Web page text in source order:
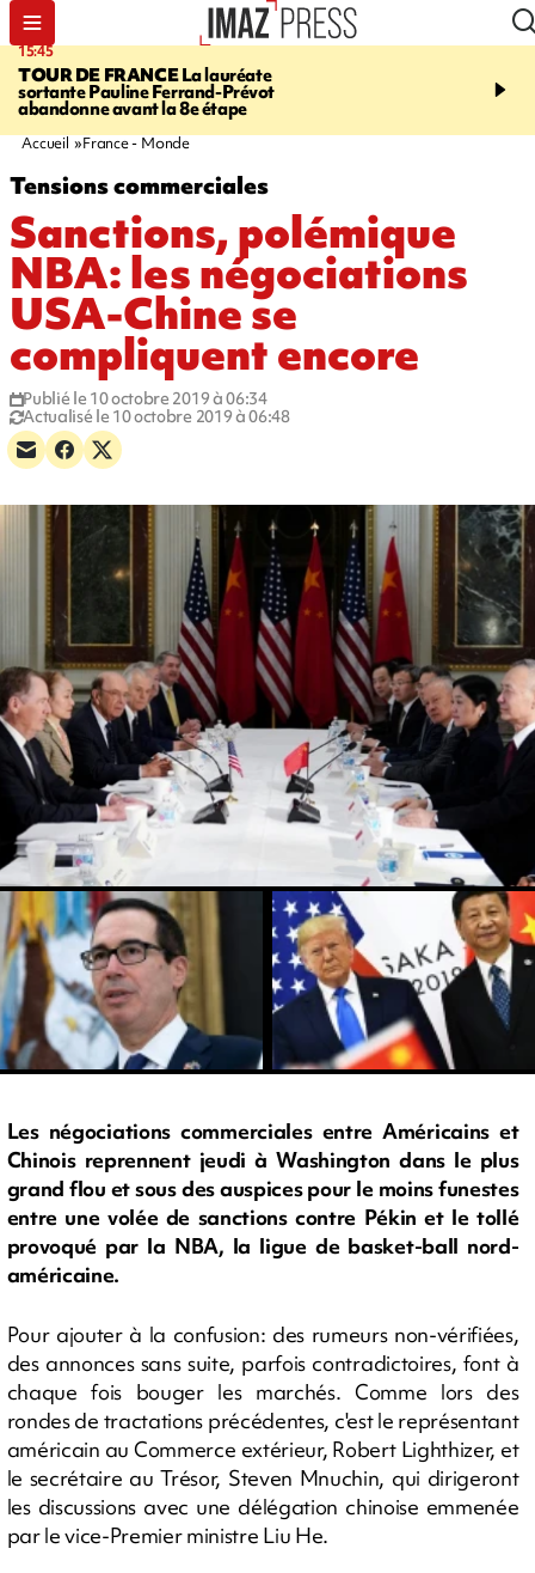
15:45
TOUR DE FRANCELa lauréate
sortante Pauline Ferrand-Prévot
abandonne avant la 8e étape
20:17
routière, concours de
Accueil France - Monde
Tensions commerciales
Sanctions, polémique
NBA: les négociations
USA-Chine se
compliquent encore
Publié le 10 octobre 2019 à 06:34
Actualisé le 10 octobre 2019 à 06:48
Les négociations commerciales entre Américains et
Chinois reprennent jeudi à Washington dans le plus
grand flou et sous des auspices pour le moins funestes
entre une volée de sanctions contre Pékin et le tollé
provoqué par la NBA, la ligue de basket-ball nord-
américaine.
Pour ajouter à la confusion: des rumeurs non-vérifiées,
des annonces sans suite, parfois contradictoires, font à
chaque fois bouger les marchés. Comme lors des
rondes de tractations précédentes, c'est le représentant
américain au Commerce extérieur, Robert Lighthizer, et
le secrétaire au Trésor, Steven Mnuchin, qui dirigeront
les discussions avec une délégation chinoise emmenée
par le vice-Premier ministre Liu He.